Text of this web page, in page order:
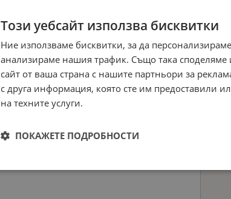
Този уебсайт използва бисквитки
Ние използваме бисквитки, за да
анализираме нашия трафик. Също така
сайт от ваша страна с нашите партньори за
с друга информация, която сте им предоставили
на техните услуги.
ПОКАЖЕТЕ ПОДРОБНОСТИ